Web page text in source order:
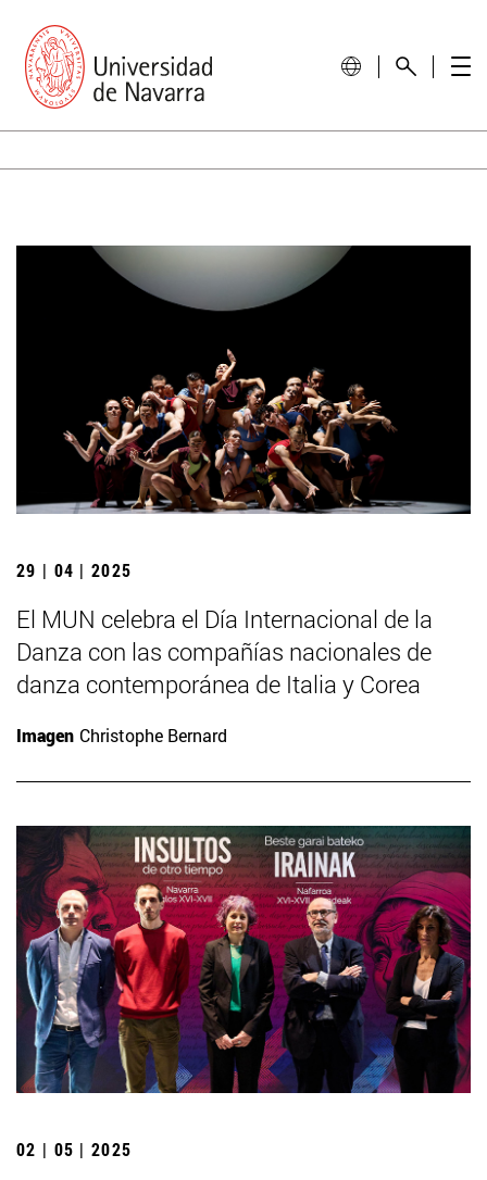
29 | 04 | 2025
El MUN celebra el Día Internacional de la
Danza con las compañías nacionales de
danza contemporánea de Italia y Corea
Imagen Christophe Bernard
02 | 05 | 2025